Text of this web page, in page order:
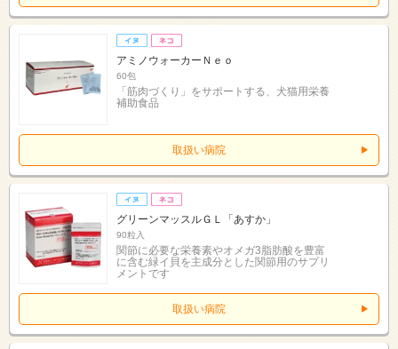
アミノウォーカーＮｅｏ
60包
「筋肉づくり」をサポートする、犬猫用栄養
補助食品
取扱い病院
グリーンマッスルＧＬ「あすか」
90粒入
関節に必要な栄養素やオメガ3脂肪酸を豊富
に含む緑イ貝を主成分とした関節用のサプリ
メントです
取扱い病院